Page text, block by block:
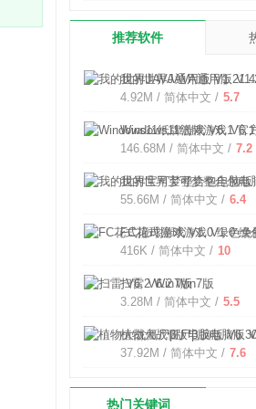
推荐软件
我的世界JAVA通用版
4.92M / 简体中文 / 5.7
Windows11纸牌游戏
146.68M / 简体中文 / 7.2
我的世界宝可梦整合包电
55.66M / 简体中文 / 6.4
FC花式撞球游戏 V1.0 绿
416K / 简体中文 / 10
扫雷 V6.2 Win7版
3.28M / 简体中文 / 5.5
植物大战僵尸β版电脑版
37.92M / 简体中文 / 7.6
热门关键词